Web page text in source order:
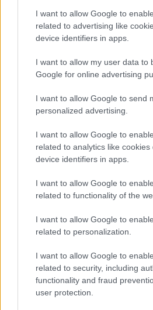
I want to allow Google to
related to advertising like
device identifiers in apps.
I want to allow my user data to
Google for online advertising
I want to allow Google to send
personalized advertising.
I want to allow Google to
related to analytics like cookies
device identifiers in apps.
I want to allow Google to
related to functionality of the
I want to allow Google to
related to personalization.
I want to allow Google to
related to security, including
functionality and fraud
user protection.
lacrosseteamhungary 2016. január 10.
New Year's Cup 2016 január
National Team - A-Team
Tatranské Halušky (M)12:15 -
- Polish National Team
Storm (M)14:25 - A-Team -
(W)15:30 - Men's Bronze
Game17:40 -…